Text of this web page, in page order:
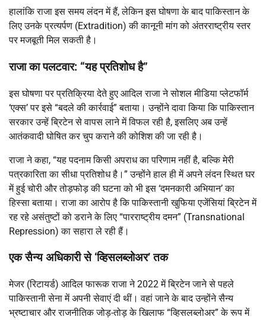
हालांकि राजा इस समय लंदन में हैं, लेकिन इस घोषणा के बाद पाकिस्तान के
लिए उनके प्रत्यर्पण (Extradition) की कानूनी मांग को अंतरराष्ट्रीय स्तर
पर मजबूती मिल सकती है।
राजा का पलटवार: “यह प्रतिशोध है”
इस घोषणा पर प्रतिक्रिया देते हुए आदिल राजा ने सोशल मीडिया प्लेटफॉर्म
‘एक्स’ पर इसे “बदले की कार्रवाई” बताया। उन्होंने दावा किया कि पाकिस्तान
सरकार उन्हें ब्रिटेन से वापस लाने में विफल रही है, इसलिए अब उन्हें
आतंकवादी घोषित कर चुप कराने की कोशिश की जा रही है।
राजा ने कहा, “यह पदनाम किसी अपराध का परिणाम नहीं है, बल्कि मेरी
पत्रकारिता का सीधा प्रतिशोध है।” उन्होंने हाल ही में अपने लंदन स्थित घर
में हुई चोरी और तोड़फोड़ की घटना को भी इस ‘दमनकारी अभियान’ का
हिस्सा बताया। राजा का आरोप है कि पाकिस्तानी खुफिया एजेंसियां ब्रिटेन में
रह रहे असंतुष्टों को डराने के लिए “पारराष्ट्रीय दमन” (Transnational
Repression) का सहारा ले रही हैं।
एक सैन्य अधिकारी से ‘व्हिसलब्लोअर’ तक
मेजर (रिटायर्ड) आदिल फारूक राजा ने 2022 में ब्रिटेन जाने से पहले
पाकिस्तानी सेना में अपनी सेवाएं दी थीं। वहां जाने के बाद उन्होंने सैन्य
भ्रष्टाचार और राजनीतिक जोड़-तोड़ के खिलाफ “व्हिसलब्लोअर” के रूप में